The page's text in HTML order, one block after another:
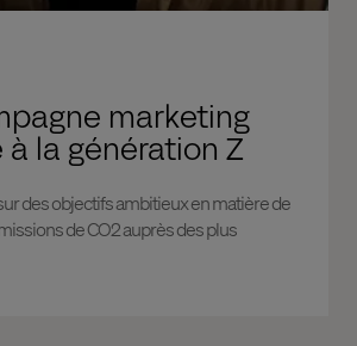
marketing
la génération Z
des objectifs ambitieux en matière de
de CO2 auprès des plus